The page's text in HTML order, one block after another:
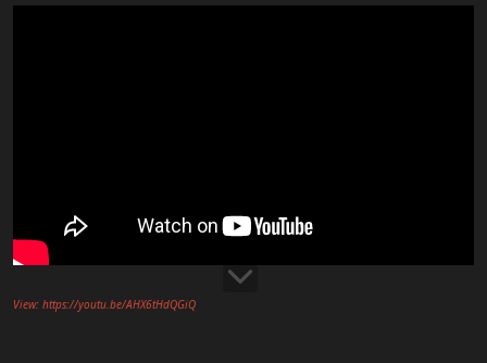
View: https://youtu.be/AHX6tHdQGiQ